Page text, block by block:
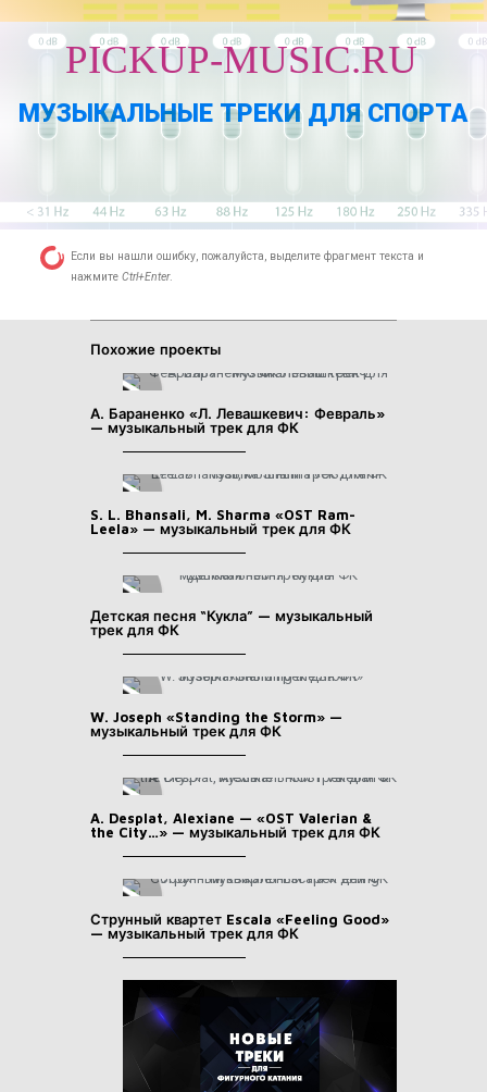
PICKUP-MUSIC.RU
МУЗЫКАЛЬНЫЕ ТРЕКИ ДЛЯ СПОРТА
Если вы нашли ошибку, пожалуйста, выделите фрагмент текста и
нажмите Ctrl+Enter.
Похожие проекты
А. Бараненко «Л. Левашкевич: Февраль»
— музыкальный трек для ФК
S. L. Bhansali, M. Sharma «OST Ram-
Leela» — музыкальный трек для ФК
Детская песня “Кукла” — музыкальный
трек для ФК
W. Joseph «Standing the Storm» —
музыкальный трек для ФК
A. Desplat, Alexiane — «OST Valerian &
the City…» — музыкальный трек для ФК
Струнный квартет Escala «Feeling Good»
— музыкальный трек для ФК